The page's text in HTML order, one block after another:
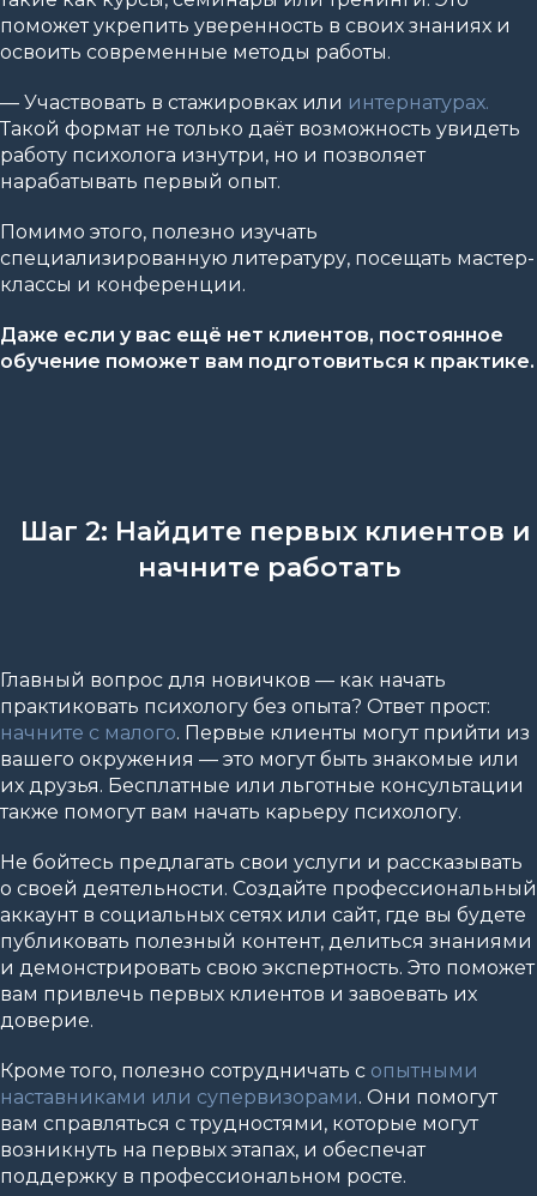
поможет укрепить уверенность в своих знаниях и
освоить современные методы работы.
— Участвовать в стажировках или интернатурах.
Такой формат не только даёт возможность увидеть
работу психолога изнутри, но и позволяет
нарабатывать первый опыт.
Помимо этого, полезно изучать
специализированную литературу, посещать мастер-
классы и конференции.
Даже если у вас ещё нет клиентов, постоянное
обучение поможет вам подготовиться к практике.
Шаг 2: Найдите первых клиентов и
начните работать
Главный вопрос для новичков — как начать
практиковать психологу без опыта? Ответ прост:
начните с малого. Первые клиенты могут прийти из
вашего окружения — это могут быть знакомые или
их друзья. Бесплатные или льготные консультации
также помогут вам начать карьеру психологу.
Не бойтесь предлагать свои услуги и рассказывать
о своей деятельности. Создайте профессиональный
аккаунт в социальных сетях или сайт, где вы будете
публиковать полезный контент, делиться знаниями
и демонстрировать свою экспертность. Это поможет
вам привлечь первых клиентов и завоевать их
доверие.
Кроме того, полезно сотрудничать с опытными
наставниками или супервизорами. Они помогут
вам справляться с трудностями, которые могут
возникнуть на первых этапах, и обеспечат
поддержку в профессиональном росте.